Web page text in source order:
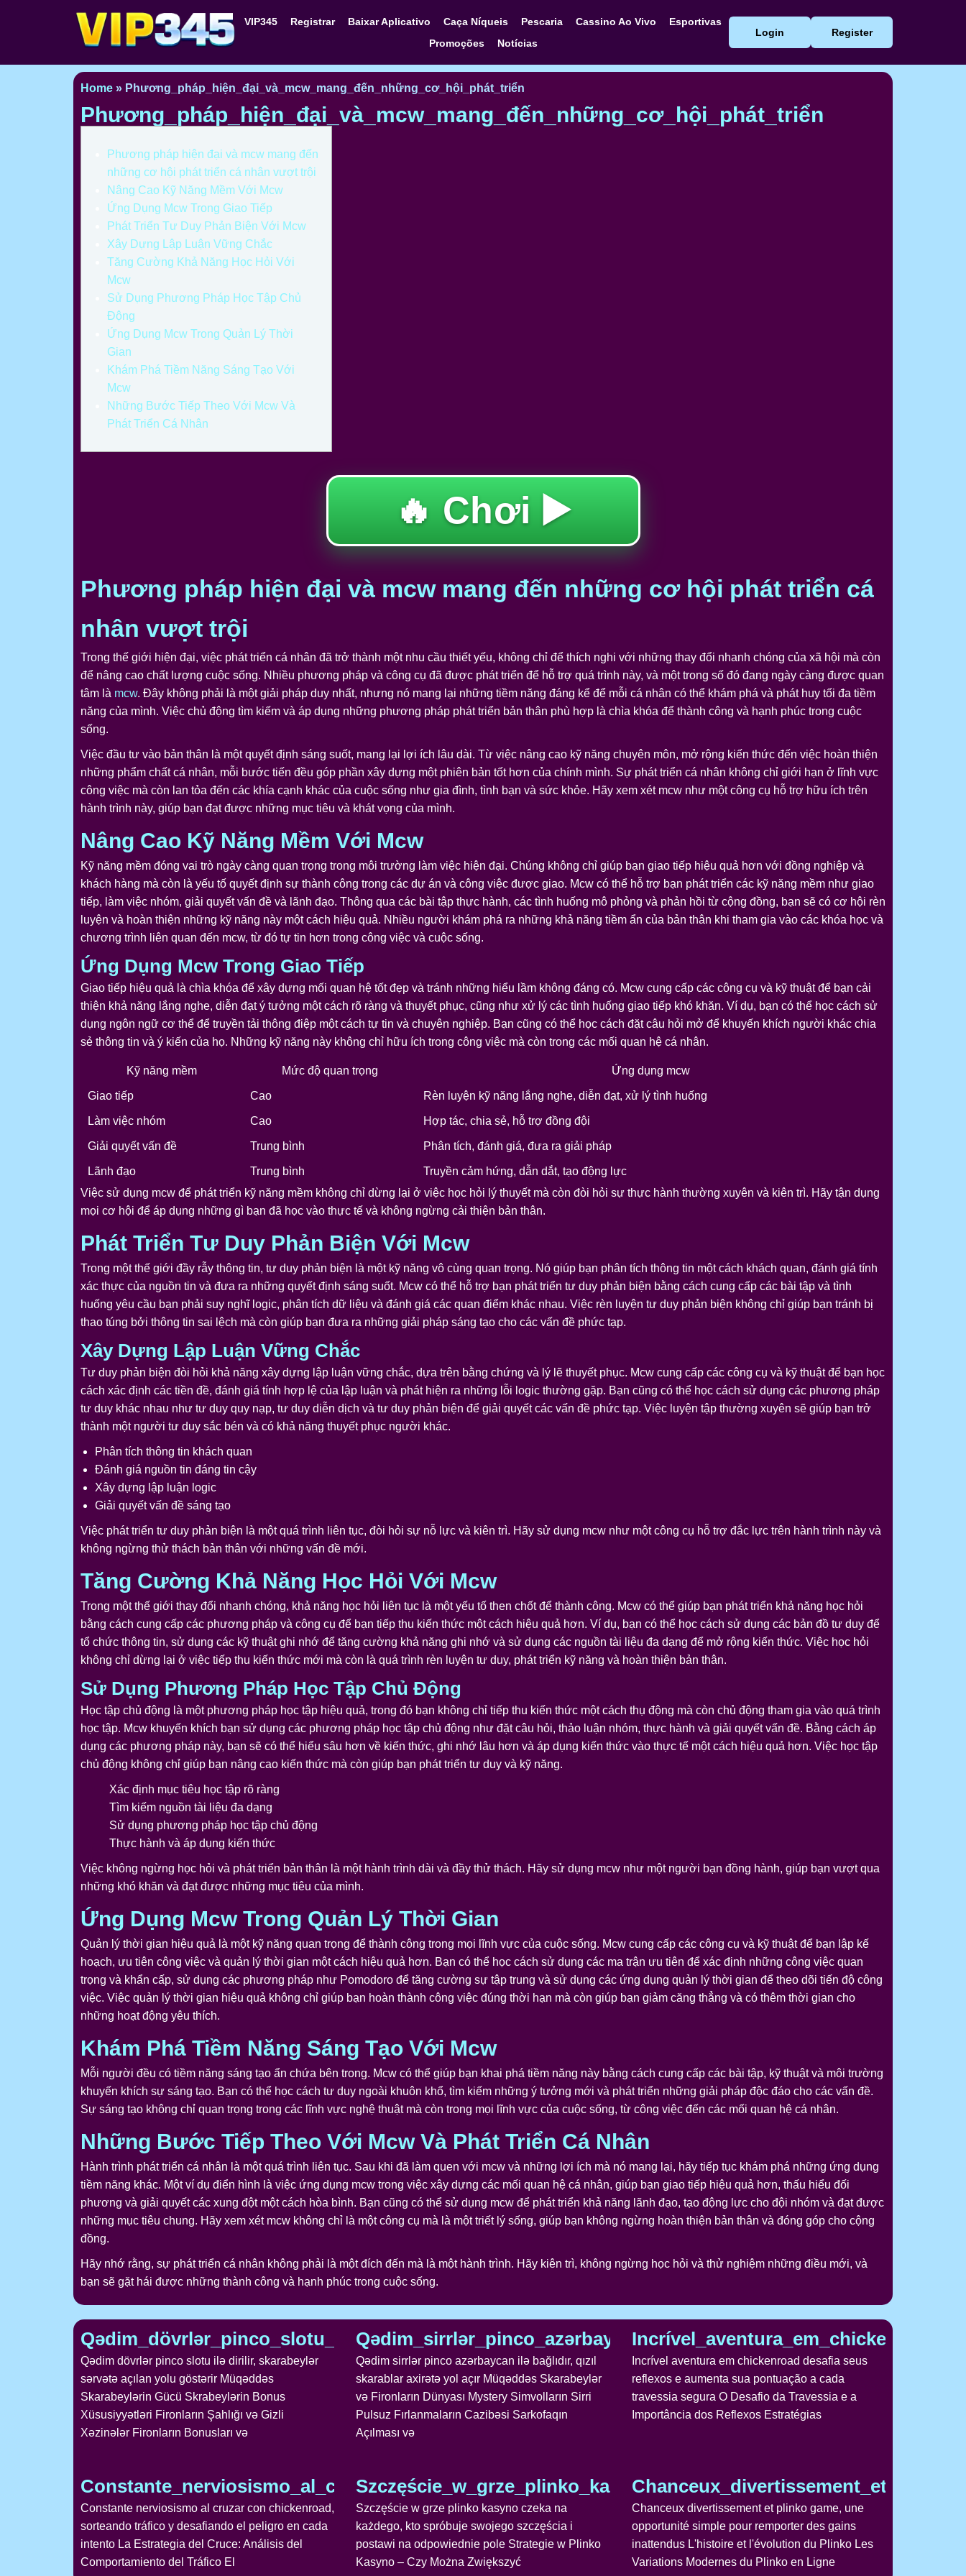
VIP345 Registrar Baixar Aplicativo Caça Níqueis Pescaria Cassino Ao Vivo
Esportivas
Promoções
Notícias
Login Register
Home » Phương_pháp_hiện_đại_và_mcw_mang_đến_những_cơ_hội_phát_triển
Phương_pháp_hiện_đại_và_mcw_mang_đến_những_cơ_hội_phát_triển
Phương pháp hiện đại và mcw mang đến
những cơ hội phát triển cá nhân vượt trội
Nâng Cao Kỹ Năng Mềm Với Mcw
Ứng Dụng Mcw Trong Giao Tiếp
Phát Triển Tư Duy Phản Biện Với Mcw
Xây Dựng Lập Luận Vững Chắc
Tăng Cường Khả Năng Học Hỏi Với
Mcw
Sử Dụng Phương Pháp Học Tập Chủ
Động
Ứng Dụng Mcw Trong Quản Lý Thời
Gian
Khám Phá Tiềm Năng Sáng Tạo Với
Mcw
Những Bước Tiếp Theo Với Mcw Và
Phát Triển Cá Nhân
🔥 Chơi ▶️
Phương pháp hiện đại và mcw mang đến những cơ hội phát triển cá
nhân vượt trội
Trong thế giới hiện đại, việc phát triển cá nhân đã trở thành một nhu cầu thiết yếu, không chỉ để thích nghi với những thay đổi nhanh chóng của xã hội mà còn
để nâng cao chất lượng cuộc sống. Nhiều phương pháp và công cụ đã được phát triển để hỗ trợ quá trình này, và một trong số đó đang ngày càng được quan
tâm là mcw. Đây không phải là một giải pháp duy nhất, nhưng nó mang lại những tiềm năng đáng kể để mỗi cá nhân có thể khám phá và phát huy tối đa tiềm
năng của mình. Việc chủ động tìm kiếm và áp dụng những phương pháp phát triển bản thân phù hợp là chìa khóa để thành công và hạnh phúc trong cuộc
sống.
Việc đầu tư vào bản thân là một quyết định sáng suốt, mang lại lợi ích lâu dài. Từ việc nâng cao kỹ năng chuyên môn, mở rộng kiến thức đến việc hoàn thiện
những phẩm chất cá nhân, mỗi bước tiến đều góp phần xây dựng một phiên bản tốt hơn của chính mình. Sự phát triển cá nhân không chỉ giới hạn ở lĩnh vực
công việc mà còn lan tỏa đến các khía cạnh khác của cuộc sống như gia đình, tình bạn và sức khỏe. Hãy xem xét mcw như một công cụ hỗ trợ hữu ích trên
hành trình này, giúp bạn đạt được những mục tiêu và khát vọng của mình.
Nâng Cao Kỹ Năng Mềm Với Mcw
Kỹ năng mềm đóng vai trò ngày càng quan trọng trong môi trường làm việc hiện đại. Chúng không chỉ giúp bạn giao tiếp hiệu quả hơn với đồng nghiệp và
khách hàng mà còn là yếu tố quyết định sự thành công trong các dự án và công việc được giao. Mcw có thể hỗ trợ bạn phát triển các kỹ năng mềm như giao
tiếp, làm việc nhóm, giải quyết vấn đề và lãnh đạo. Thông qua các bài tập thực hành, các tình huống mô phỏng và phản hồi từ cộng đồng, bạn sẽ có cơ hội rèn
luyện và hoàn thiện những kỹ năng này một cách hiệu quả. Nhiều người khám phá ra những khả năng tiềm ẩn của bản thân khi tham gia vào các khóa học và
chương trình liên quan đến mcw, từ đó tự tin hơn trong công việc và cuộc sống.
Ứng Dụng Mcw Trong Giao Tiếp
Giao tiếp hiệu quả là chìa khóa để xây dựng mối quan hệ tốt đẹp và tránh những hiểu lầm không đáng có. Mcw cung cấp các công cụ và kỹ thuật để bạn cải
thiện khả năng lắng nghe, diễn đạt ý tưởng một cách rõ ràng và thuyết phục, cũng như xử lý các tình huống giao tiếp khó khăn. Ví dụ, bạn có thể học cách sử
dụng ngôn ngữ cơ thể để truyền tải thông điệp một cách tự tin và chuyên nghiệp. Bạn cũng có thể học cách đặt câu hỏi mở để khuyến khích người khác chia
sẻ thông tin và ý kiến của họ. Những kỹ năng này không chỉ hữu ích trong công việc mà còn trong các mối quan hệ cá nhân.
Kỹ năng mềm Mức độ quan trọng Ứng dụng mcw
Giao tiếp Cao Rèn luyện kỹ năng lắng nghe, diễn đạt, xử lý tình huống
Làm việc nhóm Cao Hợp tác, chia sẻ, hỗ trợ đồng đội
Giải quyết vấn đề Trung bình Phân tích, đánh giá, đưa ra giải pháp
Lãnh đạo Trung bình
Truyền cảm hứng, dẫn dắt, tạo động lực
Việc sử dụng mcw để phát triển kỹ năng mềm không chỉ dừng lại ở việc học hỏi lý thuyết mà còn đòi hỏi sự thực hành thường xuyên và kiên trì. Hãy tận dụng
mọi cơ hội để áp dụng những gì bạn đã học vào thực tế và không ngừng cải thiện bản thân.
Phát Triển Tư Duy Phản Biện Với Mcw
Trong một thế giới đầy rẫy thông tin, tư duy phản biện là một kỹ năng vô cùng quan trọng. Nó giúp bạn phân tích thông tin một cách khách quan, đánh giá tính
xác thực của nguồn tin và đưa ra những quyết định sáng suốt. Mcw có thể hỗ trợ bạn phát triển tư duy phản biện bằng cách cung cấp các bài tập và tình
huống yêu cầu bạn phải suy nghĩ logic, phân tích dữ liệu và đánh giá các quan điểm khác nhau. Việc rèn luyện tư duy phản biện không chỉ giúp bạn tránh bị
thao túng bởi thông tin sai lệch mà còn giúp bạn đưa ra những giải pháp sáng tạo cho các vấn đề phức tạp.
Xây Dựng Lập Luận Vững Chắc
Tư duy phản biện đòi hỏi khả năng xây dựng lập luận vững chắc, dựa trên bằng chứng và lý lẽ thuyết phục. Mcw cung cấp các công cụ và kỹ thuật để bạn học
cách xác định các tiền đề, đánh giá tính hợp lệ của lập luận và phát hiện ra những lỗi logic thường gặp. Bạn cũng có thể học cách sử dụng các phương pháp
tư duy khác nhau như tư duy quy nạp, tư duy diễn dịch và tư duy phản biện để giải quyết các vấn đề phức tạp. Việc luyện tập thường xuyên sẽ giúp bạn trở
thành một người tư duy sắc bén và có khả năng thuyết phục người khác.
Phân tích thông tin khách quan
Đánh giá nguồn tin đáng tin cậy
Xây dựng lập luận logic
Giải quyết vấn đề sáng tạo
Việc phát triển tư duy phản biện là một quá trình liên tục, đòi hỏi sự nỗ lực và kiên trì. Hãy sử dụng mcw như một công cụ hỗ trợ đắc lực trên hành trình này và
không ngừng thử thách bản thân với những vấn đề mới.
Tăng Cường Khả Năng Học Hỏi Với Mcw
Trong một thế giới thay đổi nhanh chóng, khả năng học hỏi liên tục là một yếu tố then chốt để thành công. Mcw có thể giúp bạn phát triển khả năng học hỏi
bằng cách cung cấp các phương pháp và công cụ để bạn tiếp thu kiến thức một cách hiệu quả hơn. Ví dụ, bạn có thể học cách sử dụng các bản đồ tư duy để
tổ chức thông tin, sử dụng các kỹ thuật ghi nhớ để tăng cường khả năng ghi nhớ và sử dụng các nguồn tài liệu đa dạng để mở rộng kiến thức. Việc học hỏi
không chỉ dừng lại ở việc tiếp thu kiến thức mới mà còn là quá trình rèn luyện tư duy, phát triển kỹ năng và hoàn thiện bản thân.
Sử Dụng Phương Pháp Học Tập Chủ Động
Học tập chủ động là một phương pháp học tập hiệu quả, trong đó bạn không chỉ tiếp thu kiến thức một cách thụ động mà còn chủ động tham gia vào quá trình
học tập. Mcw khuyến khích bạn sử dụng các phương pháp học tập chủ động như đặt câu hỏi, thảo luận nhóm, thực hành và giải quyết vấn đề. Bằng cách áp
dụng các phương pháp này, bạn sẽ có thể hiểu sâu hơn về kiến thức, ghi nhớ lâu hơn và áp dụng kiến thức vào thực tế một cách hiệu quả hơn. Việc học tập
chủ động không chỉ giúp bạn nâng cao kiến thức mà còn giúp bạn phát triển tư duy và kỹ năng.
Xác định mục tiêu học tập rõ ràng
Tìm kiếm nguồn tài liệu đa dạng
Sử dụng phương pháp học tập chủ động
Thực hành và áp dụng kiến thức
Việc không ngừng học hỏi và phát triển bản thân là một hành trình dài và đầy thử thách. Hãy sử dụng mcw như một người bạn đồng hành, giúp bạn vượt qua
những khó khăn và đạt được những mục tiêu của mình.
Ứng Dụng Mcw Trong Quản Lý Thời Gian
Quản lý thời gian hiệu quả là một kỹ năng quan trọng để thành công trong mọi lĩnh vực của cuộc sống. Mcw cung cấp các công cụ và kỹ thuật để bạn lập kế
hoạch, ưu tiên công việc và quản lý thời gian một cách hiệu quả hơn. Bạn có thể học cách sử dụng các ma trận ưu tiên để xác định những công việc quan
trọng và khẩn cấp, sử dụng các phương pháp như Pomodoro để tăng cường sự tập trung và sử dụng các ứng dụng quản lý thời gian để theo dõi tiến độ công
việc. Việc quản lý thời gian hiệu quả không chỉ giúp bạn hoàn thành công việc đúng thời hạn mà còn giúp bạn giảm căng thẳng và có thêm thời gian cho
những hoạt động yêu thích.
Khám Phá Tiềm Năng Sáng Tạo Với Mcw
Mỗi người đều có tiềm năng sáng tạo ẩn chứa bên trong. Mcw có thể giúp bạn khai phá tiềm năng này bằng cách cung cấp các bài tập, kỹ thuật và môi trường
khuyến khích sự sáng tạo. Bạn có thể học cách tư duy ngoài khuôn khổ, tìm kiếm những ý tưởng mới và phát triển những giải pháp độc đáo cho các vấn đề.
Sự sáng tạo không chỉ quan trọng trong các lĩnh vực nghệ thuật mà còn trong mọi lĩnh vực của cuộc sống, từ công việc đến các mối quan hệ cá nhân.
Những Bước Tiếp Theo Với Mcw Và Phát Triển Cá Nhân
Hành trình phát triển cá nhân là một quá trình liên tục. Sau khi đã làm quen với mcw và những lợi ích mà nó mang lại, hãy tiếp tục khám phá những ứng dụng
tiềm năng khác. Một ví dụ điển hình là việc ứng dụng mcw trong việc xây dựng các mối quan hệ cá nhân, giúp bạn giao tiếp hiệu quả hơn, thấu hiểu đối
phương và giải quyết các xung đột một cách hòa bình. Bạn cũng có thể sử dụng mcw để phát triển khả năng lãnh đạo, tạo động lực cho đội nhóm và đạt được
những mục tiêu chung. Hãy xem xét mcw không chỉ là một công cụ mà là một triết lý sống, giúp bạn không ngừng hoàn thiện bản thân và đóng góp cho cộng
đồng.
Hãy nhớ rằng, sự phát triển cá nhân không phải là một đích đến mà là một hành trình. Hãy kiên trì, không ngừng học hỏi và thử nghiệm những điều mới, và
bạn sẽ gặt hái được những thành công và hạnh phúc trong cuộc sống.
Qədim_dövrlər_pinco_slotu_ilə_dirilir_skarabeylər_sərvətə_açılan_yolu
Qədim dövrlər pinco slotu ilə dirilir, skarabeylər
sərvətə açılan yolu göstərir Müqəddəs
Skarabeylərin Gücü Skrabeylərin Bonus
Xüsusiyyətləri Fironların Şahlığı və Gizli
Xəzinələr Fironların Bonusları və
Qədim sirrlər pinco azərbaycan ilə bağlıdır, qızıl
skarablar axirətə yol açır Müqəddəs Skarabeylər
və Fironların Dünyası Mystery Simvolların Sirri
Pulsuz Fırlanmaların Cazibəsi Sarkofaqın
Açılması və
Incrível aventura em chickenroad desafia seus
reflexos e aumenta sua pontuação a cada
travessia segura O Desafio da Travessia e a
Importância dos Reflexos Estratégias
Constante_nerviosismo_al_cruzar_con_chickenroad_sorteando_tráfico_y_desafiando
Constante nerviosismo al cruzar con chickenroad,
sorteando tráfico y desafiando el peligro en cada
intento La Estrategia del Cruce: Análisis del
Comportamiento del Tráfico El
Szczęście w grze plinko kasyno czeka na
każdego, kto spróbuje swojego szczęścia i
postawi na odpowiednie pole Strategie w Plinko
Kasyno – Czy Można Zwiększyć
Chanceux divertissement et plinko game, une
opportunité simple pour remporter des gains
inattendus L'histoire et l'évolution du Plinko Les
Variations Modernes du Plinko en Ligne